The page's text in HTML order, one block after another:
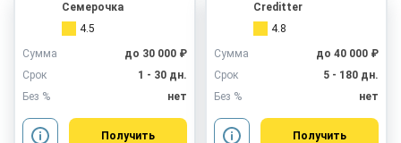
Семерочка
4.5
Сумма
до 30 000 ₽
Срок
1 - 30 дн.
Без %
нет
Получить
Creditter
4.8
Сумма
до 40 000 ₽
Срок
5 - 180 дн.
Без %
нет
Получить